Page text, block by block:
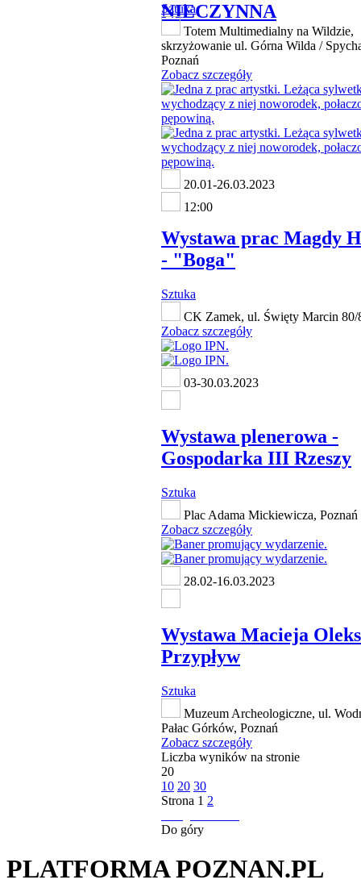
NIECZYNNA
Sztuka
Totem Multimedialny na Wildzie,
skrzyżowanie ul. Górna Wilda /
Poznań
Zobacz szczegóły
20.01-26.03.2023
12:00
Wystawa prac Magdy
- "Boga"
Sztuka
CK Zamek, ul. Święty Marcin 80/
Zobacz szczegóły
03-30.03.2023
Wystawa plenerowa -
Gospodarka III Rzeszy
Sztuka
Plac Adama Mickiewicza, Poznań
Zobacz szczegóły
28.02-16.03.2023
Wystawa Macieja
Przypływ
Sztuka
Muzeum Archeologiczne, ul.
Pałac Górków, Poznań
Zobacz szczegóły
Liczba wyników na stronie
20
10 20 30
Strona 1 2
Do góry
PLATFORMA POZNAN.PL